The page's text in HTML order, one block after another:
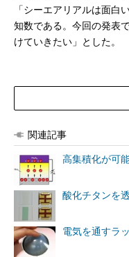
「シーエアリアルは面白
知数である。今回の発表
けていきたい」とした。
関連記事
高集積化が可
酸化チタンを
電気を通すラ